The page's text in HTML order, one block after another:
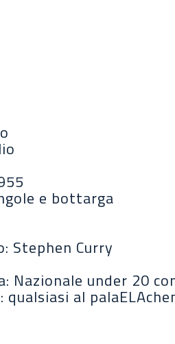
e bottarga
Stephen Curry
Nazionale under 20
al